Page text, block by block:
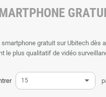
gratuit sur Ubitech
le plus qualitatif de vidéo
gratuit
15